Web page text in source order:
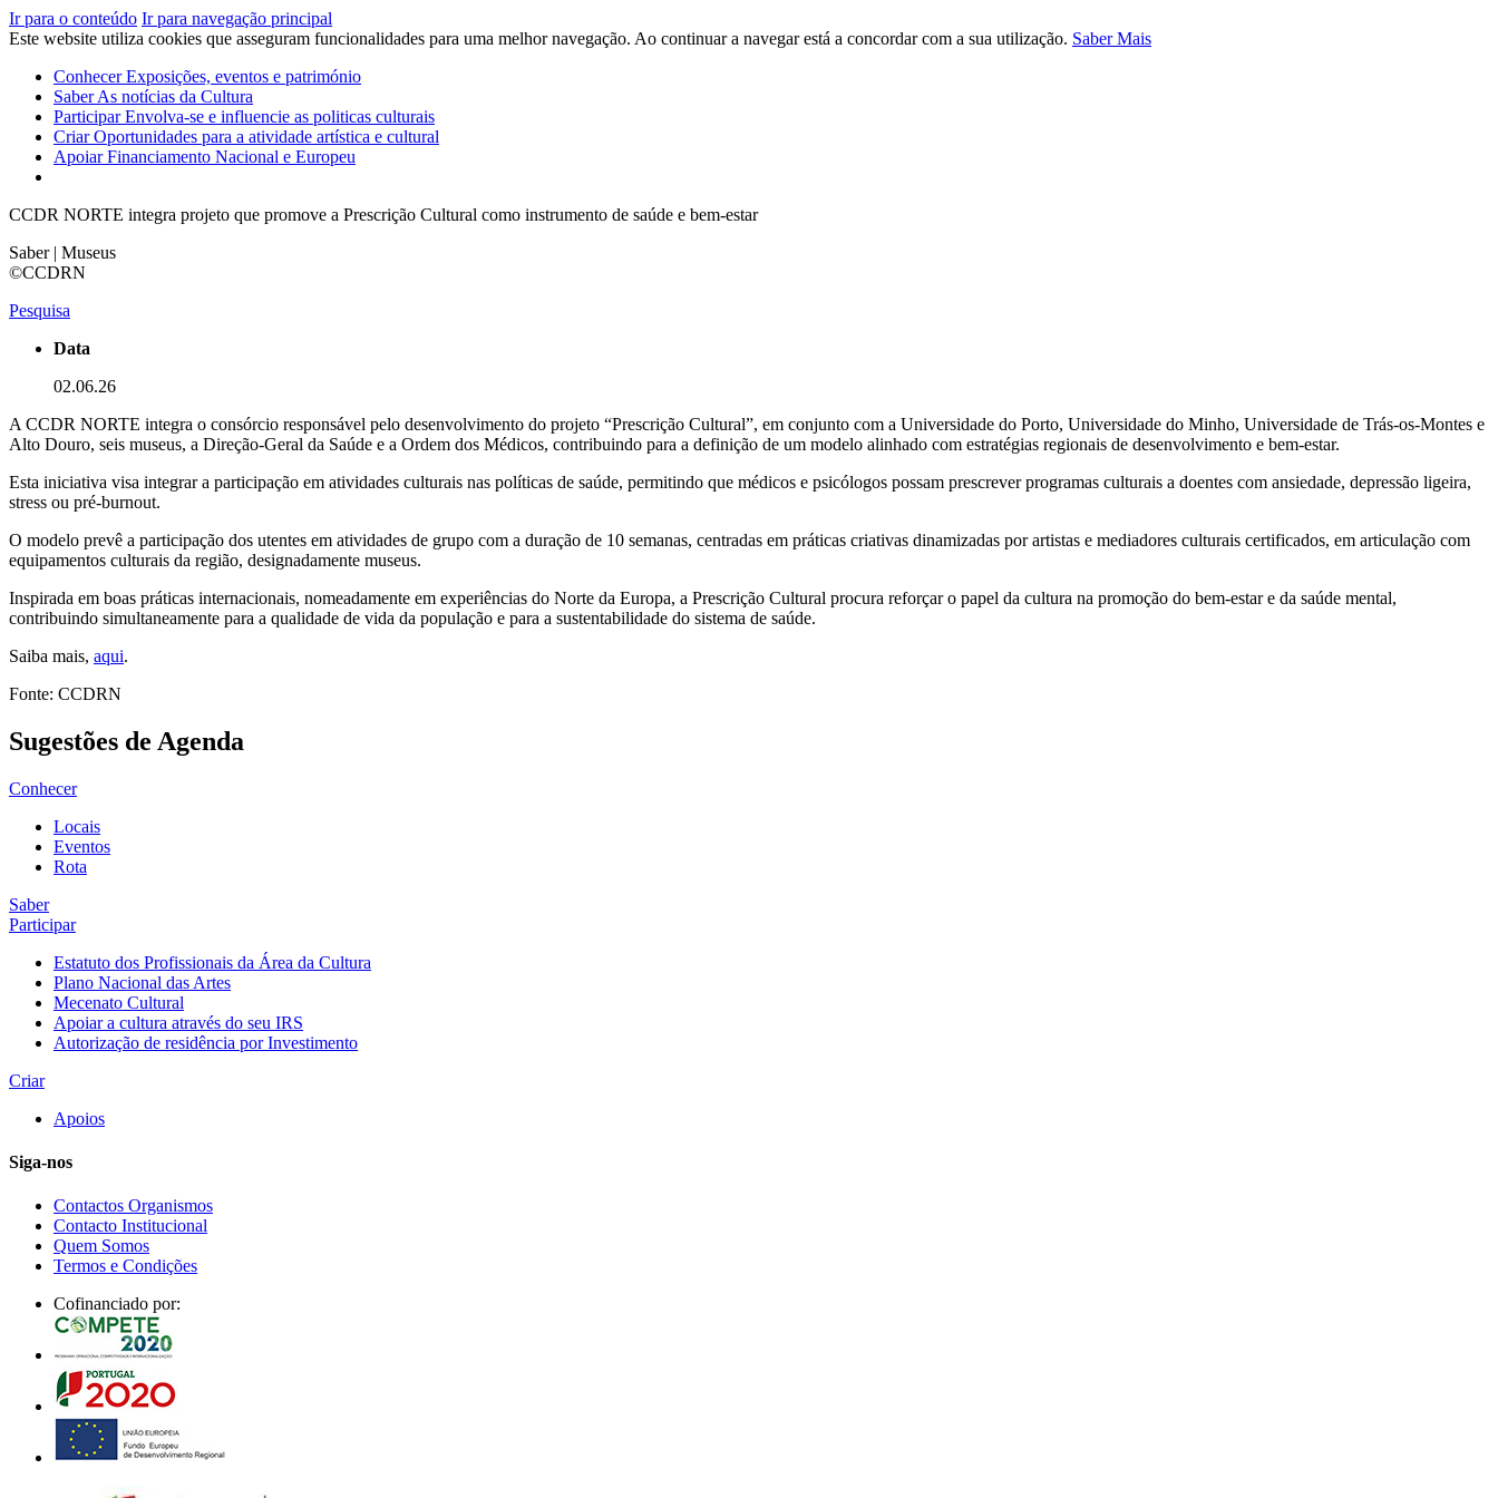
Ir para o conteúdo Ir para navegação principal
Este website utiliza cookies que asseguram funcionalidades para uma melhor navegação. Ao continuar a navegar está a concordar com a sua utilização. Saber Mais
ConhecerExposições, eventos e património
SaberAs notícias da Cultura
ParticiparEnvolva-se e influencie as politicas culturais
CriarOportunidades para a atividade artística e cultural
ApoiarFinanciamento Nacional e Europeu
CCDR NORTE integra projeto que promove a Prescrição Cultural como instrumento de saúde e bem-estar
Saber | Museus
©CCDRN
Pesquisa
Data
02.06.26
A CCDR NORTE integra o consórcio responsável pelo desenvolvimento do projeto “Prescrição Cultural”, em conjunto com a Universidade do Porto, Universidade do Minho, Universidade de Trás-os-Montes e
Alto Douro, seis museus, a Direção-Geral da Saúde e a Ordem dos Médicos, contribuindo para a definição de um modelo alinhado com estratégias regionais de desenvolvimento e bem-estar.
Esta iniciativa visa integrar a participação em atividades culturais nas políticas de saúde, permitindo que médicos e psicólogos possam prescrever programas culturais a doentes com ansiedade, depressão ligeira,
stress ou pré-burnout.
O modelo prevê a participação dos utentes em atividades de grupo com a duração de 10 semanas, centradas em práticas criativas dinamizadas por artistas e mediadores culturais certificados, em articulação com
equipamentos culturais da região, designadamente museus.
Inspirada em boas práticas internacionais, nomeadamente em experiências do Norte da Europa, a Prescrição Cultural procura reforçar o papel da cultura na promoção do bem-estar e da saúde mental,
contribuindo simultaneamente para a qualidade de vida da população e para a sustentabilidade do sistema de saúde.
Saiba mais, aqui.
Fonte: CCDRN
Sugestões de Agenda
Conhecer
Locais
Eventos
Rota
Saber
Participar
Estatuto dos Profissionais da Área da Cultura
Plano Nacional das Artes
Mecenato Cultural
Apoiar a cultura através do seu IRS
Autorização de residência por Investimento
Criar
Apoios
Siga-nos
Contactos Organismos
Contacto Institucional
Quem Somos
Termos e Condições
Cofinanciado por: